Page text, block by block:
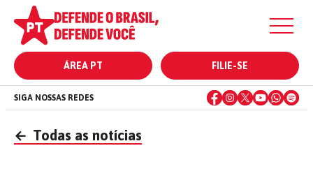
ÁREA PT FILIE-SE
SIGA NOSSAS REDES
← Todas as notícias